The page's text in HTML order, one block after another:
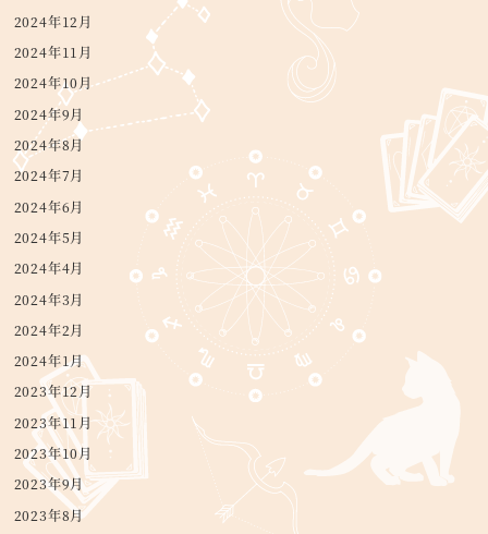
2024年12月
2024年11月
2024年10月
2024年9月
2024年8月
2024年7月
2024年6月
2024年5月
2024年4月
2024年3月
2024年2月
2024年1月
2023年12月
2023年11月
2023年10月
2023年9月
2023年8月